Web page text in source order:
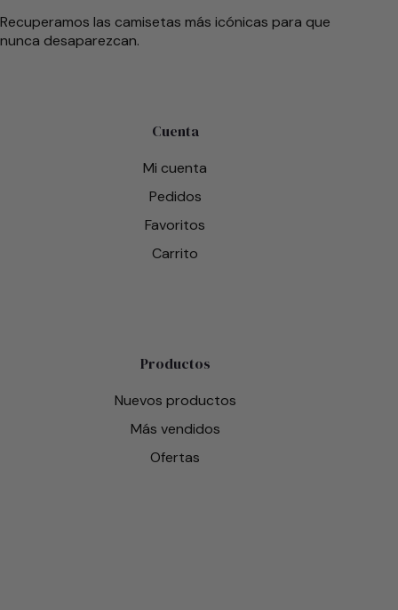
Recuperamos las camisetas más icónicas para que
nunca desaparezcan.
Cuenta
Mi cuenta
Pedidos
Favoritos
Carrito
Productos
Nuevos productos
Más vendidos
Ofertas